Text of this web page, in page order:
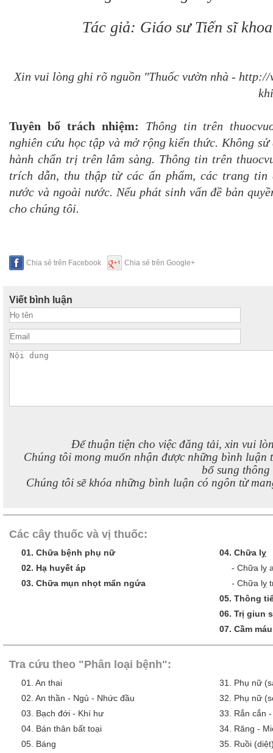
Tác giả: Giáo sư Tiến sĩ
Xin vui lòng ghi rõ nguồn "Thuốc vườn nhà - http://
Tuyên bố trách nhiệm:
Thông tin trên
nghiên cứu học tập và mở rộng kiến thức. Không
hành chẩn trị trên lâm sàng. Thông tin trên
trích dẫn, thu thập từ các ấn phẩm, các trang
nước và ngoài nước. Nếu phát sinh vấn đề bản
cho chúng tôi.
Chia sẻ trên Facebook Chia sẻ trên Google+
Viết bình luận
Để thuận tiện cho việc đăng tải, xin vui
Chúng tôi mong muốn nhận được những bình luận
bổ sung
Chúng tôi sẽ khóa những bình luận có ngôn từ
Các cây thuốc và vị thuốc:
01. Chữa bệnh phụ nữ
02. Hạ huyết áp
03. Chữa mụn nhọt mẩn ngứa
04. Chữa lỵ
- Chữa lỵ
- Chữa lỵ
05. Thông
06. Trị giun
07. Cầm máu
Tra cứu theo "Phân loại bệnh":
01. An thai
02. An thần - Ngủ - Nhức đầu
03. Bạch đới - Khí hư
04. Bán thân bất toại
05. Báng
31. Phụ nữ
32. Phụ nữ
33. Rắn cắn
34. Răng -
35. Ruồi